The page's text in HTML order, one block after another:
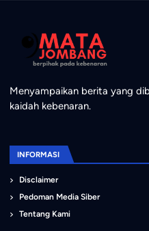
Menyampaikan berita yang
kaidah kebenaran.
INFORMASI
Disclaimer
Pedoman Media Siber
Tentang Kami